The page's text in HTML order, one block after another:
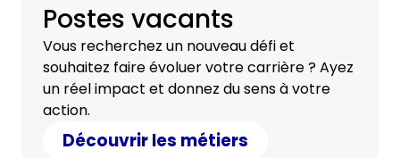
Postes vacants
Vous recherchez un nouveau défi et
souhaitez faire évoluer votre carrière ? Ayez
un réel impact et donnez du sens à votre
action.
Découvrir les métiers